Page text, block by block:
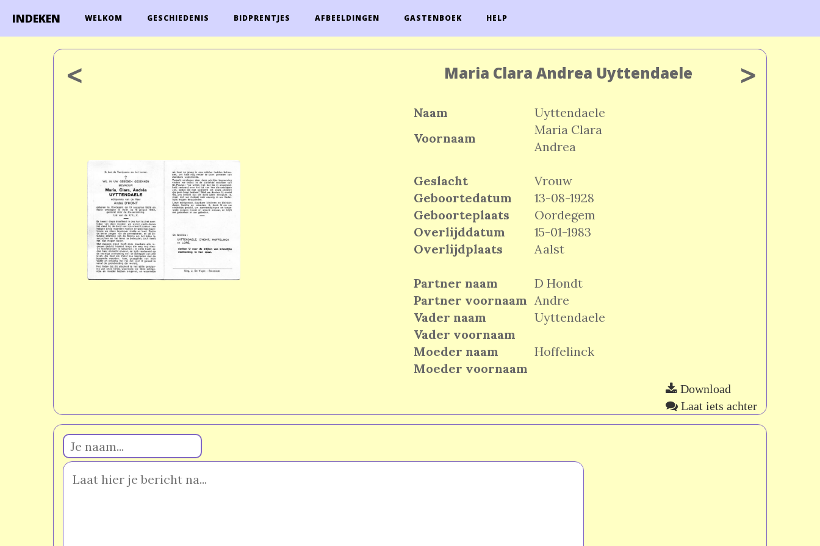
INDEKEN WELKOM GESCHIEDENIS BIDPRENTJES AFBEELDINGEN GASTENBOEK HELP
< Maria Clara Andrea Uyttendaele
Naam
Uyttendaele
Voornaam
Maria Clara
Andrea
Geslacht
Vrouw
Geboortedatum
13-08-1928
Geboorteplaats
Oordegem
Overlijddatum
15-01-1983
Overlijdplaats
Aalst
Partner naam
D Hondt
Partner voornaam Andre
Vader naam
Uyttendaele
Vader voornaam
Moeder naam
Hoffelinck
Moeder voornaam
>
Download
Laat iets achter